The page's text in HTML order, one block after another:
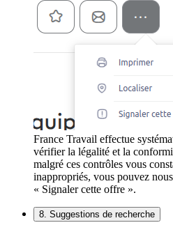
France Travail effectue
vérifier la légalité et la
malgré ces contrôles vous
inappropriés, vous pouvez
« Signaler cette offre ».
8. Suggestions de recherche